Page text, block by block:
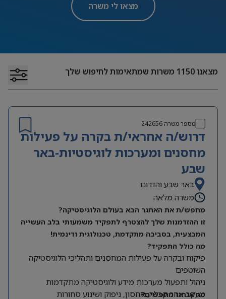
מצאו לי משרה
מצאנו1150 משרות שמתאימות לחיפוש שלך
מספר משרה242656
דרוש/ה אחראי/ת בקרה על פעילות
מחסנים ומערכות לוגיסטיות-באר
שבע
באר שבע והדרום
משרה מלאה
מחפש/ת את האתגר הבא בעולם הלוגיסטיקה?
זו ההזדמנות שלך להצטרף לתפקיד משמעותי בלב העשייה
המבצעית, בסביבה מתקדמת, טכנולוגית ודינמית!
מה כולל התפקיד?
פיקוח ובקרה על פעילות המחסנים ותהליכי הלוגיסטיקה
השוטפים
ניהול ותפעול מערכות מידע ולוגיסטיקה מתקדמות
מעקב אחר קבלה, אחסון, ניפוק ושינוע סחורות
מה אנחנו מחפשים?